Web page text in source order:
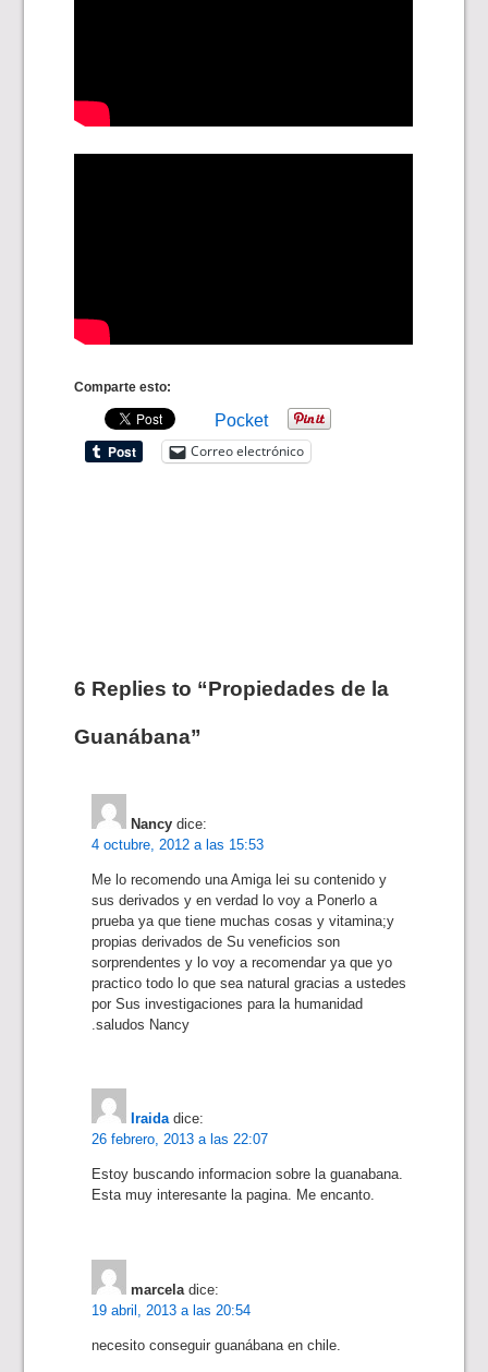
Comparte esto:
Pocket
Correo electrónico
6 Replies to “Propiedades de la
Guanábana”
Nancy dice:
4 octubre, 2012 a las 15:53
Me lo recomendo una Amiga lei su contenido y
sus derivados y en verdad lo voy a Ponerlo a
prueba ya que tiene muchas cosas y vitamina;y
propias derivados de Su veneficios son
sorprendentes y lo voy a recomendar ya que yo
practico todo lo que sea natural gracias a ustedes
por Sus investigaciones para la humanidad
.saludos Nancy
Iraida dice:
26 febrero, 2013 a las 22:07
Estoy buscando informacion sobre la guanabana.
Esta muy interesante la pagina. Me encanto.
marcela dice:
19 abril, 2013 a las 20:54
necesito conseguir guanábana en chile.